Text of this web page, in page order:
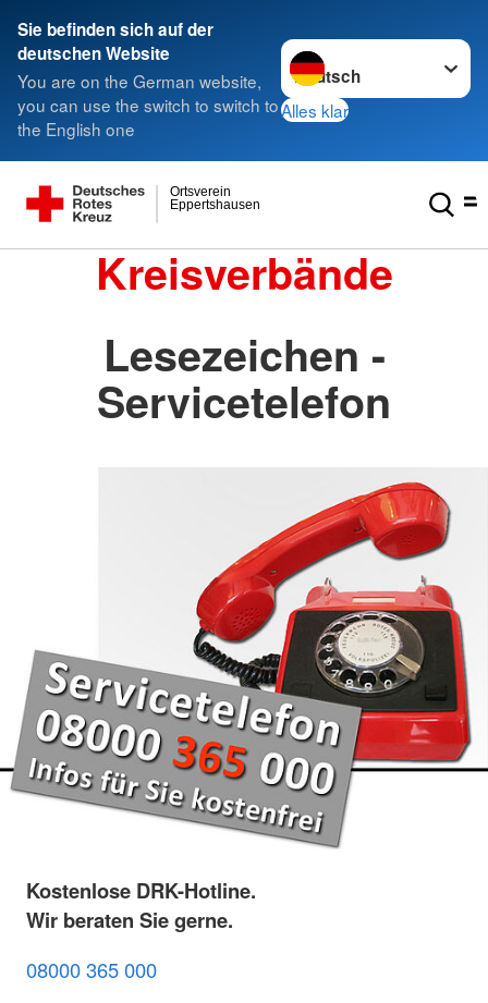
Sie befinden sich auf der
deutschen Website
You are on the German website,
you can use the switch to switch to
the English one
Sprache wechseln zu
Alles klar
Eppertshausen
Ortsverein
Kreisverbände
Lesezeichen -
Servicetelefon
Kostenlose DRK-Hotline.
Wir beraten Sie gerne.
08000 365 000